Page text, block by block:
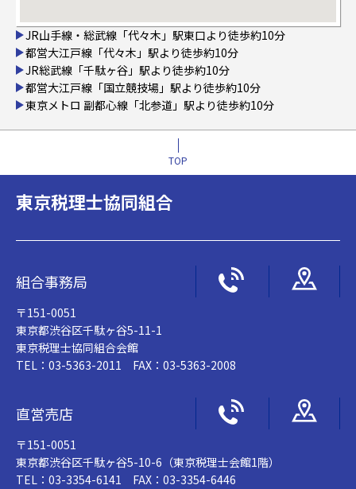
JR山手線・総武線「代々木」駅東口より徒歩約10分
都営大江戸線「代々木」駅より徒歩約10分
JR総武線「千駄ヶ谷」駅より徒歩約10分
都営大江戸線「国立競技場」駅より徒歩約10分
東京メトロ 副都心線「北参道」駅より徒歩約10分
TOP
東京税理士協同組合
組合事務局
〒151-0051
東京都渋谷区千駄ヶ谷5-11-1
東京税理士協同組合会館
TEL：03-5363-2011 FAX：03-5363-2008
直営売店
〒151-0051
東京都渋谷区千駄ヶ谷5-10-6（東京税理士会館1階）
TEL：03-3354-6141 FAX：03-3354-6446